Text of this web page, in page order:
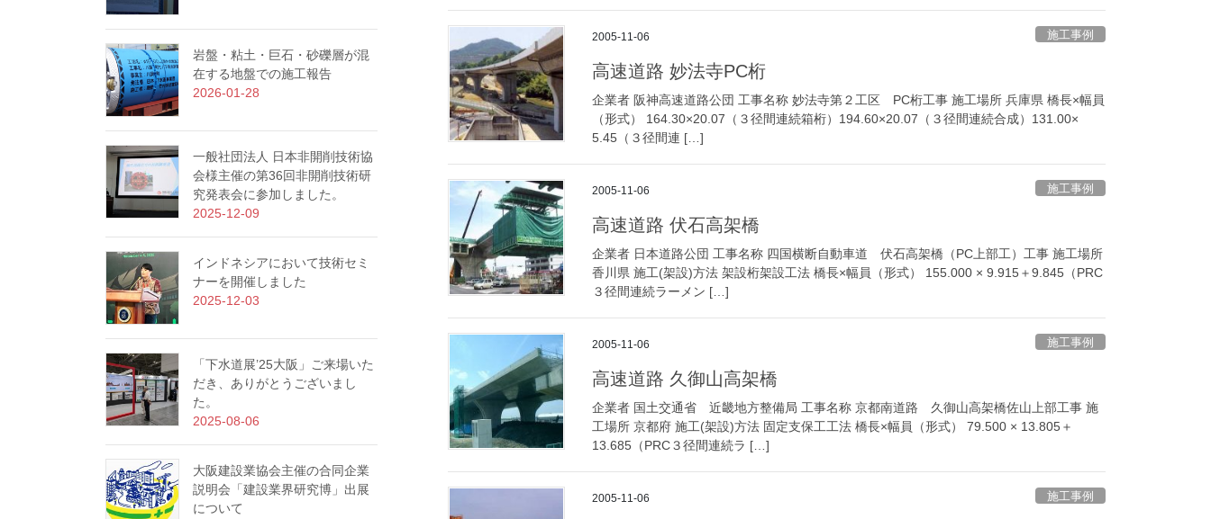
2005-11-06 施工事例
高速道路 妙法寺PC桁
企業者 阪神高速道路公団 工事名称 妙法寺第２工区 PC桁工事 施工場所 兵庫県 橋長×幅員
（形式） 164.30×20.07（３径間連続箱桁）194.60×20.07（３径間連続合成）131.00×
5.45（３径間連 […]
2005-11-06 施工事例
高速道路 伏石高架橋
企業者 日本道路公団 工事名称 四国横断自動車道 伏石高架橋（PC上部工）工事 施工場所
香川県 施工(架設)方法 架設桁架設工法 橋長×幅員（形式） 155.000 × 9.915＋9.845（PRC
３径間連続ラーメン […]
2005-11-06 施工事例
高速道路 久御山高架橋
企業者 国土交通省 近畿地方整備局 工事名称 京都南道路 久御山高架橋佐山上部工事 施
工場所 京都府 施工(架設)方法 固定支保工工法 橋長×幅員（形式） 79.500 × 13.805＋
13.685（PRC３径間連続ラ […]
2005-11-06 施工事例
岩盤・粘土・巨石・砂礫層が混
在する地盤での施工報告
2026-01-28
一般社団法人 日本非開削技術協
会様主催の第36回非開削技術研
究発表会に参加しました。
2025-12-09
インドネシアにおいて技術セミ
ナーを開催しました
2025-12-03
「下水道展’25大阪」ご来場いた
だき、ありがとうございまし
た。
2025-08-06
大阪建設業協会主催の合同企業
説明会「建設業界研究博」出展
について